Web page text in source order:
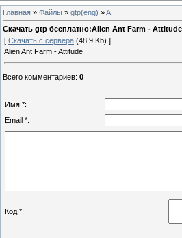
Главная » Файлы » gtp(eng) »A
Скачать gtp бесплатно:Alien Ant Farm - Attitude
[ Скачать с сервера (48.9 Kb) ]
Alien Ant Farm - Attitude
Всего комментариев: 0
Имя *:
Email *:
Код *: